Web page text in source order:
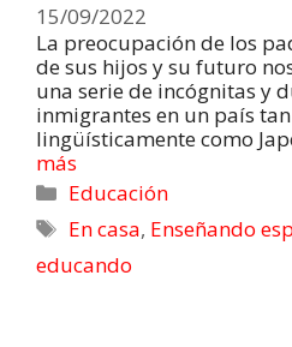
15/09/2022
La preocupación de los
de sus hijos y su futuro
una serie de incógnitas y
inmigrantes en un país
lingüísticamente como
más
Educación
En casa, Enseñando
educando